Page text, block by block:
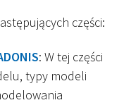
części:
: W tej części
typy modeli